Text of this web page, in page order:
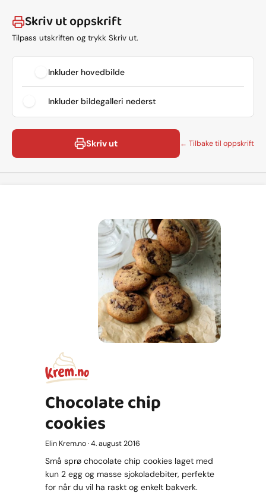
Skriv ut oppskrift
Tilpass utskriften og trykk Skriv ut.
Inkluder hovedbilde
Inkluder bildegalleri nederst
Skriv ut ← Tilbake til oppskrift
Chocolate chip
cookies
Elin Krem.no · 4. august 2016
Små sprø chocolate chip cookies laget med
kun 2 egg og masse sjokoladebiter, perfekte
for når du vil ha raskt og enkelt bakverk.